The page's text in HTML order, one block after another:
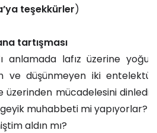
teşekkürler)
tartışması
anlamada lafız üzerine
ve düşünmeyen iki
üzerinden mücadelesini
muhabbeti mi yapıyorlar?
aldın mı?